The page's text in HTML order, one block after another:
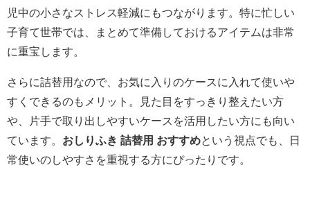
児中の小さなストレス軽減にもつながります。特に忙しい
子育て世帯では、まとめて準備しておけるアイテムは非常
に重宝します。
さらに詰替用なので、お気に入りのケースに入れて使いや
すくできるのもメリット。見た目をすっきり整えたい方
や、片手で取り出しやすいケースを活用したい方にも向い
ています。 おしりふき 詰替用 おすすめという視点でも、日
常使いのしやすさを重視する方にぴったりです。